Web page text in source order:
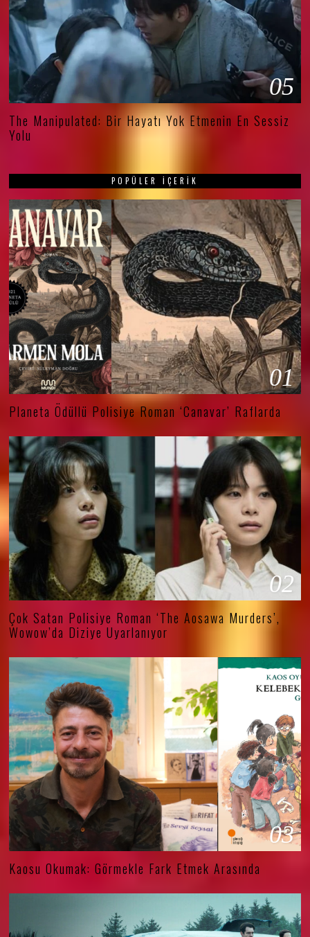
05
The Manipulated: Bir Hayatı Yok Etmenin En Sessiz
Yolu
POPÜLER İÇERIK
01
Planeta Ödüllü Polisiye Roman ‘Canavar’ Raflarda
02
Çok Satan Polisiye Roman ‘The Aosawa Murders’,
Wowow’da Diziye Uyarlanıyor
03
Kaosu Okumak: Görmekle Fark Etmek Arasında